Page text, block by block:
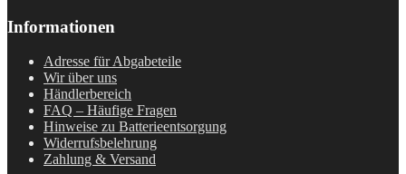
Informationen
Adresse für Abgabeteile
Wir über uns
Händlerbereich
FAQ – Häufige Fragen
Hinweise zu Batterieentsorgung
Widerrufsbelehrung
Zahlung & Versand